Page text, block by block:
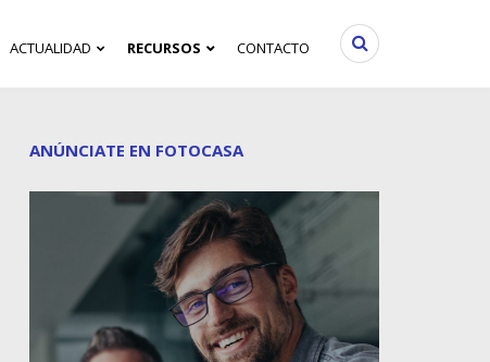
ACTUALIDAD RECURSOS CONTACTO
ANÚNCIATE EN FOTOCASA